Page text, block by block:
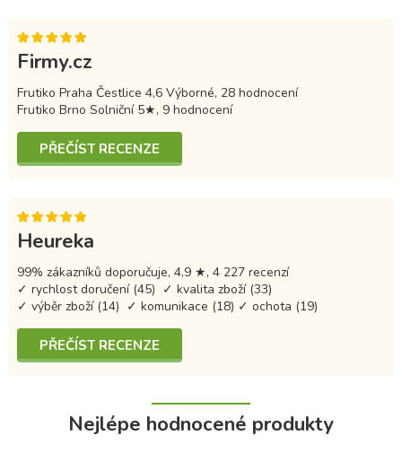
Firmy.cz
Frutiko Praha Čestlice 4,6 Výborné, 28 hodnocení
Frutiko Brno Solniční 5★, 9 hodnocení
PŘEČÍST RECENZE
Heureka
99% zákazníků doporučuje, 4,9 ★, 4 227 recenzí
✓ rychlost doručení (45) ✓ kvalita zboží (33)
✓ výběr zboží (14) ✓ komunikace (18) ✓ ochota (19)
PŘEČÍST RECENZE
Nejlépe hodnocené produkty